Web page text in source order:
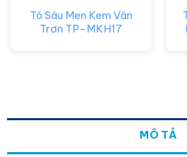
Tô Sâu Men Kem Vân
Trơn TP-MKH17
MÔ TẢ